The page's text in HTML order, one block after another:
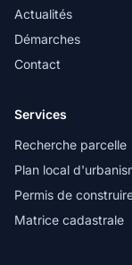
Actualités
Démarches
Contact
Services
Recherche parcelle
Plan local
Permis de
Matrice cadastrale